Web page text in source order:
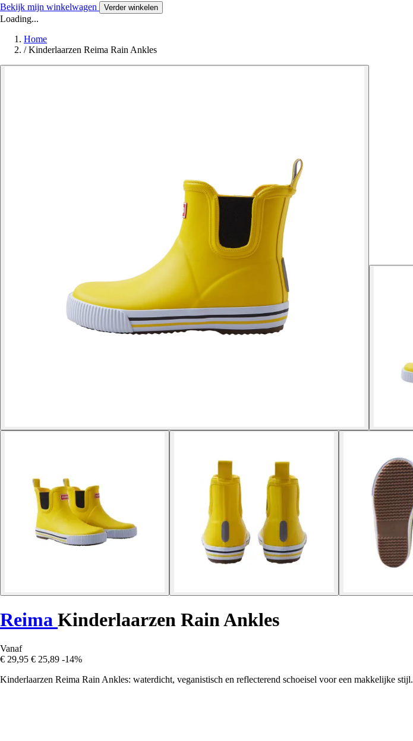
Bekijk mijn winkelwagen Verder winkelen
Loading...
Home
/ Kinderlaarzen Reima Rain Ankles
Reima Kinderlaarzen Rain Ankles
Vanaf
€ 29,95 € 25,89 -14%
Kinderlaarzen Reima Rain Ankles: waterdicht, veganistisch en reflecterend schoeisel voor een makkelijke stijl.